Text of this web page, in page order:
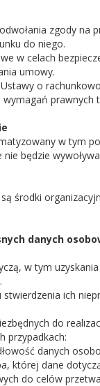
zgody na
do niego.
w celach
umowy.
o
prawnych
w tym
będzie
środki
danych
w tym
ich
do
przypadkach:
danych
której dane
do celów